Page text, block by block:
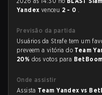
Yandex venceu 2 - 0 .
Previsão da partida
Usuários da Strafe tem um
preveem a vitória do Team
20% dos votos para
Onde assistir
Assista Team Yandex vs